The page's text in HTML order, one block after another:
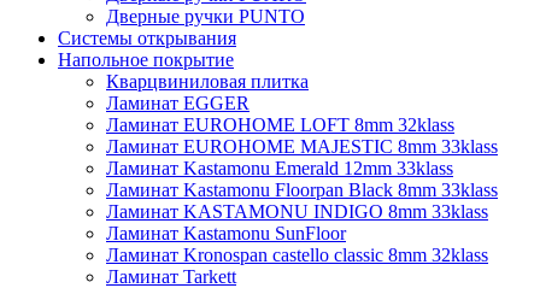
Дверные ручки PUNTO
Системы открывания
Напольное покрытие
Кварцвиниловая плитка
Ламинат EGGER
Ламинат EUROHOME LOFT 8mm 32klass
Ламинат EUROHOME MAJESTIC 8mm 33klass
Ламинат Kastamonu Emerald 12mm 33klass
Ламинат Kastamonu Floorpan Black 8mm 33klass
Ламинат KASTAMONU INDIGO 8mm 33klass
Ламинат Kastamonu SunFloor
Ламинат Kronospan castello classic 8mm 32klass
Ламинат Tarkett